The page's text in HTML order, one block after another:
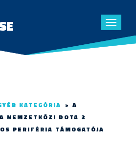
Toggle
KATEGÓRIA > A
NEMZETKÖZI DOTA 2
PERIFÉRIA TÁMOGATÓJA